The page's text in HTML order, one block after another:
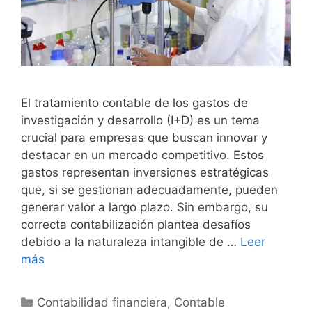
El tratamiento contable de los gastos de
investigación y desarrollo (I+D) es un tema
crucial para empresas que buscan innovar y
destacar en un mercado competitivo. Estos
gastos representan inversiones estratégicas
que, si se gestionan adecuadamente, pueden
generar valor a largo plazo. Sin embargo, su
correcta contabilización plantea desafíos
debido a la naturaleza intangible de … Leer
más
Categorías
Contabilidad financiera, Contable